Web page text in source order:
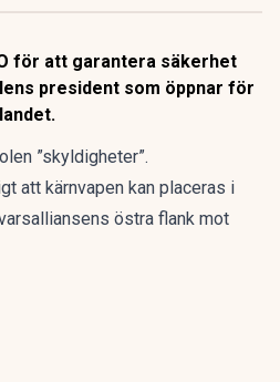
för att garantera säkerhet
president som öppnar för
”skyldigheter”.
att kärnvapen kan placeras i
östra flank mot